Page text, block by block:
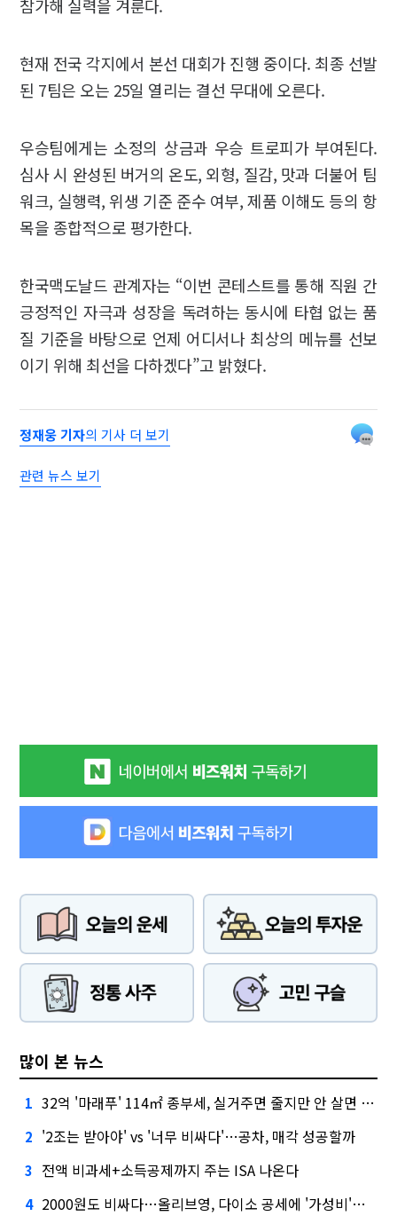
참가해 실력을 겨룬다.
현재 전국 각지에서 본선 대회가 진행 중이다. 최종 선발
된 7팀은 오는 25일 열리는 결선 무대에 오른다.
우승팀에게는 소정의 상금과 우승 트로피가 부여된다.
심사 시 완성된 버거의 온도, 외형, 질감, 맛과 더불어 팀
워크, 실행력, 위생 기준 준수 여부, 제품 이해도 등의 항
목을 종합적으로 평가한다.
한국맥도날드 관계자는 “이번 콘테스트를 통해 직원 간
긍정적인 자극과 성장을 독려하는 동시에 타협 없는 품
질 기준을 바탕으로 언제 어디서나 최상의 메뉴를 선보
이기 위해 최선을 다하겠다”고 밝혔다.
정재웅 기자의 기사 더 보기
관련 뉴스 보기
많이 본 뉴스
1 32억 '마래푸' 114㎡ 종부세, 실거주면 줄지만 안 살면 2.5배
2 '2조는 받아야' vs '너무 비싸다'…공차, 매각 성공할까
3 전액 비과세+소득공제까지 주는 ISA 나온다
4 2000원도 비싸다…올리브영, 다이소 공세에 '가성비'로 맞불